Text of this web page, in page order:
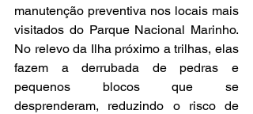
manutenção preventiva nos locais mais
visitados do Parque Nacional Marinho.
No relevo da Ilha próximo a trilhas, elas
fazem a derrubada de pedras e
pequenos blocos que se
desprenderam, reduzindo o risco de